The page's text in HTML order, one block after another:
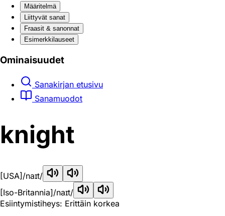
Määritelmä
Liittyvät sanat
Fraasit & sanonnat
Esimerkkilauseet
Ominaisuudet
Sanakirjan etusivu
Sanamuodot
knight
[USA] /naɪt/
[Iso-Britannia]/naɪt/
Esiintymistiheys: Erittäin korkea